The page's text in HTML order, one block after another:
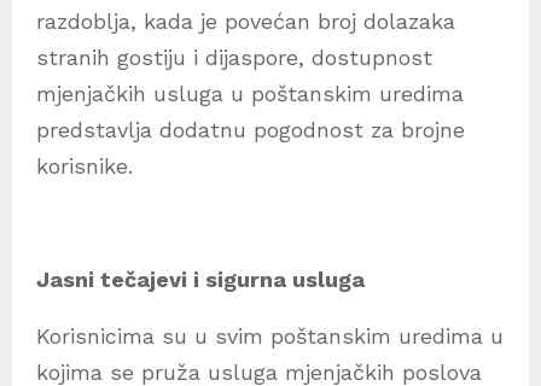
razdoblja, kada je povećan broj dolazaka
stranih gostiju i dijaspore, dostupnost
mjenjačkih usluga u poštanskim uredima
predstavlja dodatnu pogodnost za brojne
korisnike.
Jasni tečajevi i sigurna usluga
Korisnicima su u svim poštanskim uredima u
kojima se pruža usluga mjenjačkih poslova